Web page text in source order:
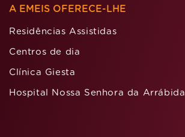
A EMEIS OFERECE-LHE
Residências Assistidas
Centros de dia
Clínica Giesta
Hospital Nossa Senhora da Arrábida